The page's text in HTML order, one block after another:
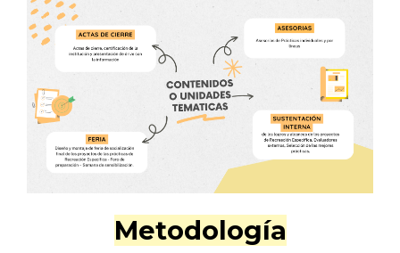
Metodología